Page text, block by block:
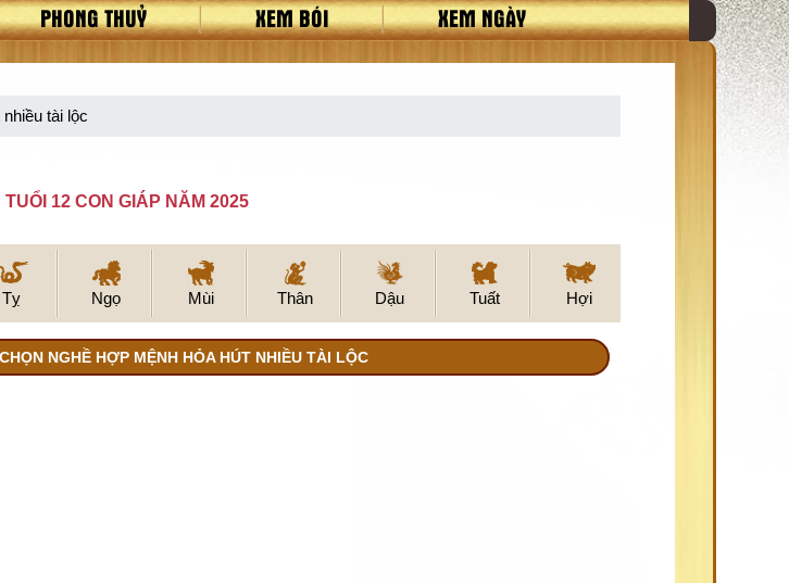
PHONG THUỶ XEM BÓI XEM NGÀY
tài lộc
12 CON GIÁP NĂM 2025
Tỵ Ngọ Mùi Thân Dậu Tuất Hợi
NGHỀ HỢP MỆNH HỎA HÚT NHIỀU TÀI LỘC